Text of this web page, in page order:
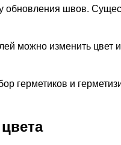
швов.
можно изменить
и